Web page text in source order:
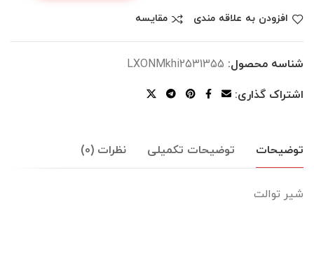
افزودن به علاقه مندی مقایسه
شناسه محصول: LXONMkhi2531355
اشتراک گذاری:
توضیحات توضیحات تکمیلی نظرات (0)
شیر توالت